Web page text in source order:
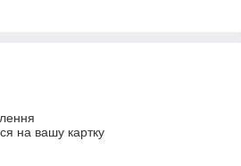
на вашу картку